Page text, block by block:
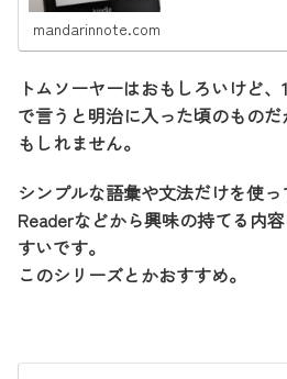
mandarinnote.com
トムソーヤーはおもしろいけど
で言うと明治に入った頃のもの
もしれません。
シンプルな語彙や文法だけを使
Readerなどから興味の持てる内
すいです。
このシリーズとかおすすめ。